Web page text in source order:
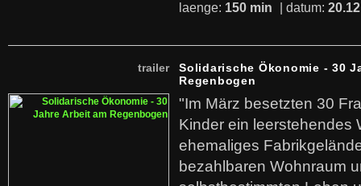
laenge: 150 min | datum:
trailer
Solidarische Ökonomie - 30
Regenbogen
"Im März besetzten 30
Kinder ein leerstehendes
ehemaliges
bezahlbaren Wohnraum